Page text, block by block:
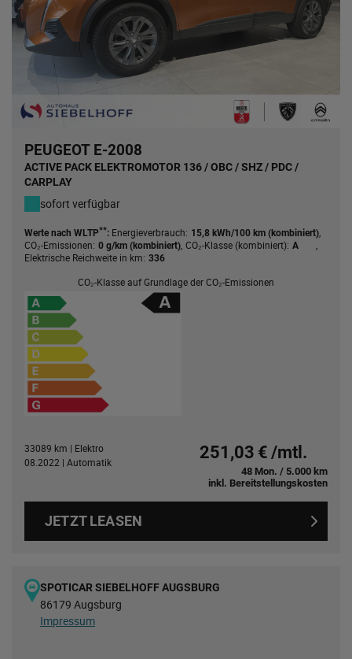
PEUGEOT E-2008
ACTIVE PACK ELEKTROMOTOR 136 / OBC / SHZ / PDC /
CARPLAY
sofort verfügbar
Werte nach WLTP**: Energieverbrauch: 15,8 kWh/100 km (kombiniert)
CO₂-Emissionen: 0 g/km (kombiniert) CO₂-Klasse (kombiniert): A
Elektrische Reichweite in km: 336
CO₂-Klasse auf Grundlage der CO₂-Emissionen
33089 km | Elektro
08.2022 | Automatik
251,03 € /mtl.
48 Mon. / 5.000 km
inkl. Bereitstellungskosten
JETZT LEASEN
SPOTICAR SIEBELHOFF AUGSBURG
86179 Augsburg
Impressum